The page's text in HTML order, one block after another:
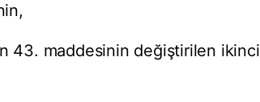
43. maddesinin değiştirilen ikinci